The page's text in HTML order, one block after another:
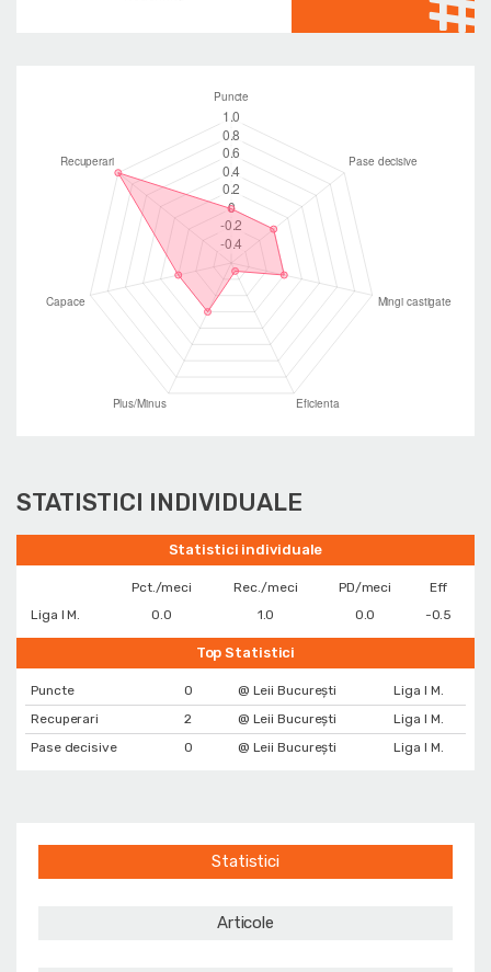
STATISTICI INDIVIDUALE
Statistici individuale
Pct./meci Rec./meci PD/meci
Eff
Liga I M.
0.0 1.0 0.0 -0.5
Top Statistici
Puncte 0 @ Leii București
Liga I M.
Recuperari
2 @ Leii București
Liga I M.
Pase decisive
0 @ Leii București Liga I M.
Statistici
Articole